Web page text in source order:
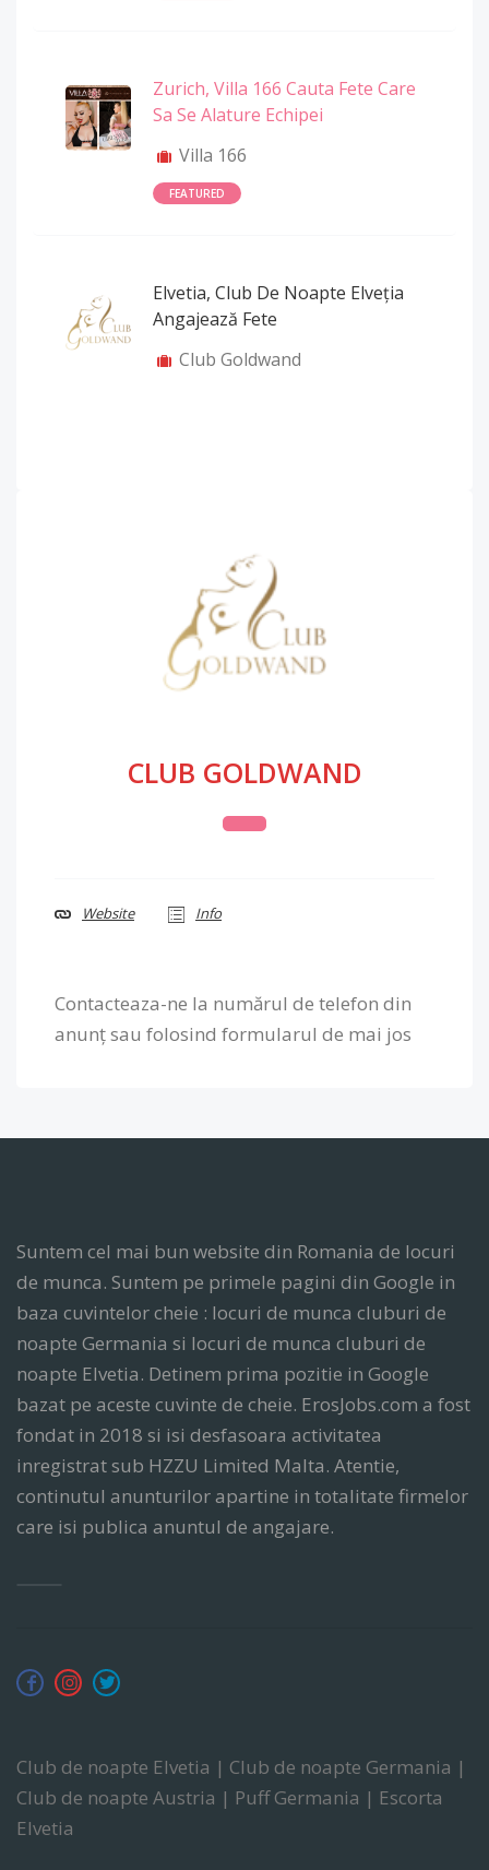
Zurich, Villa 166 Cauta Fete Care
Sa Se Alature Echipei
Villa 166
FEATURED
Elvetia, Club De Noapte Elveția
Angajează Fete
Club Goldwand
CLUB GOLDWAND
Website Info
Contacteaza-ne la numărul de telefon din
anunț sau folosind formularul de mai jos
Suntem cel mai bun website din Romania de locuri
de munca. Suntem pe primele pagini din Google in
baza cuvintelor cheie : locuri de munca cluburi de
noapte Germania si locuri de munca cluburi de
noapte Elvetia. Detinem prima pozitie in Google
bazat pe aceste cuvinte de cheie. ErosJobs.com a fost
fondat in 2018 si isi desfasoara activitatea
inregistrat sub HZZU Limited Malta. Atentie,
continutul anunturilor apartine in totalitate firmelor
care isi publica anuntul de angajare.
Club de noapte Elvetia | Club de noapte Germania |
Club de noapte Austria | Puff Germania | Escorta
Elvetia